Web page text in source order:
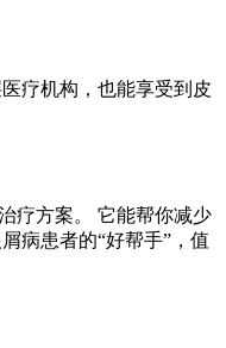
疗机构，也能享受到皮
疗方案。 它能帮你减少
病患者的“好帮手”，值